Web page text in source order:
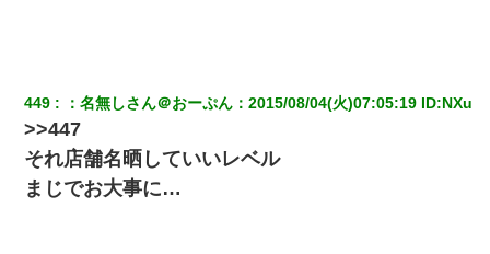
夫に癌の余命宣告。その闘病中に長女から信じられない言葉を受
けた
449 ：名無しさん＠おーぷん ：2015/08/04(火)07:05:19 ID:NXu
>>447
それ店舗名晒していいレベル
まじでお大事に…